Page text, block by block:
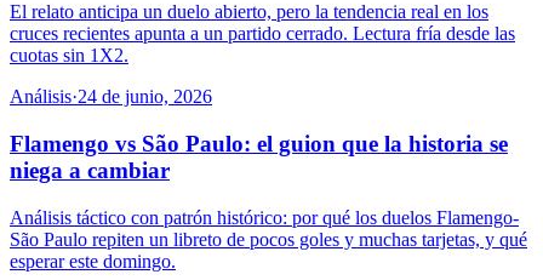
El relato anticipa un duelo abierto, pero la tendencia real en los
cruces recientes apunta a un partido cerrado. Lectura fría desde las
cuotas sin 1X2.
Análisis·24 de junio, 2026
Flamengo vs São Paulo: el guion que la historia se
niega a cambiar
Análisis táctico con patrón histórico: por qué los duelos Flamengo-
São Paulo repiten un libreto de pocos goles y muchas tarjetas, y qué
esperar este domingo.